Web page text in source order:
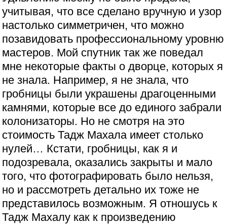
учитывая, что все сделано вручную и узор
настолько симметричен, что можно
позавидовать профессиональному уровню
мастеров. Мой спутник так же поведал
мне некоторые факты о дворце, которых я
не знала. Например, я не знала, что
гробницы были украшены драгоценными
камнями, которые все до единого забрали
колонизаторы. Но не смотря на это
стоимость Тадж Махала имеет столько
нулей… Кстати, гробницы, как я и
подозревала, оказались закрыты и мало
того, что фотографировать было нельзя,
но и рассмотреть детально их тоже не
представилось возможным. Я отношусь к
Тадж Махалу как к произведению